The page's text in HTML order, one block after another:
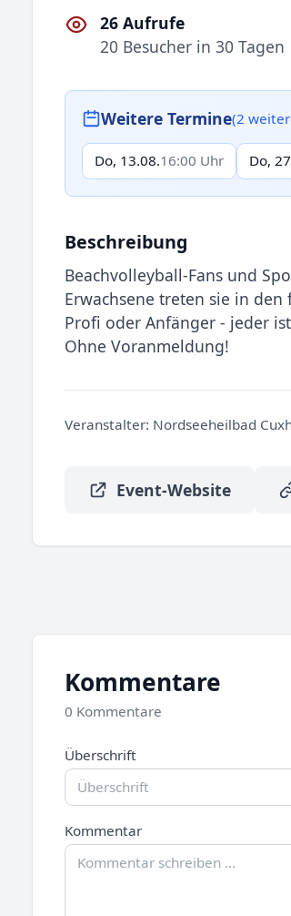
26 Aufrufe
20 Besucher in 30 Tagen
Weitere Termine(2
Do, 13.08.16:00 Uhr Do,
Beschreibung
Beachvolleyball-Fans und
Erwachsene treten sie in
Profi oder Anfänger - jeder
Ohne Voranmeldung!
Veranstalter: Nordseeheilbad
Event-Website
Kommentare
0 Kommentare
Überschrift
Kommentar